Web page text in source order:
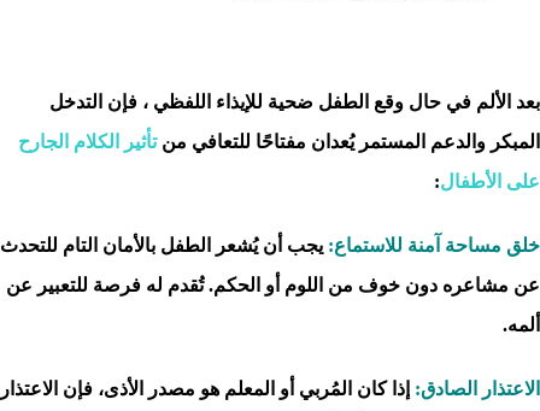
بعد الألم في حال وقع الطفل ضحية للإيذاء اللفظي ، فإن التدخل
المبكر والدعم المستمر يُعدان مفتاحًا للتعافي منتأثير الكلام الجارح
على الأطفال:
خلق مساحة آمنة للاستماع: يجب أن يُشعر الطفل بالأمان التام للتحدث
عن مشاعره دون خوف من اللوم أو الحكم. تُقدم له فرصة للتعبير عن
ألمه.
الاعتذار الصادق: إذا كان المُربي أو المعلم هو مصدر الأذى، فإن الاعتذار